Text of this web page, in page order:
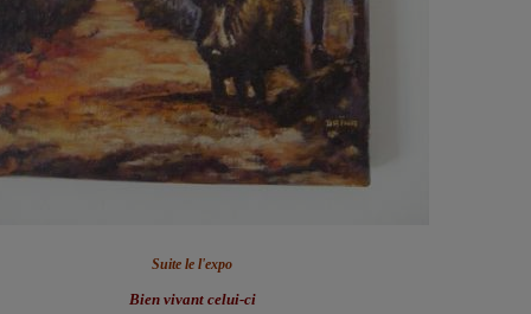
Suite le l'expo
Bien vivant celui-ci